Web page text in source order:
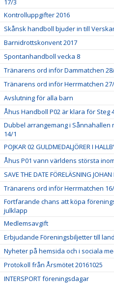
17/3
Kontrolluppgifter 2016
Skånsk handboll bjuder in till
Barnidrottskonvent 2017
Spontanhandboll vecka 8
Tränarens ord inför Dammatchen
Tränarens ord inför Herrmatchen
Avslutning för alla barn
Åhus Handboll P02 är klara för Steg
Dubbel arrangemang i Sånnahallen
14/1
POJKAR 02 GULDMEDALJÖRER I
Åhus P01 vann världens största
SAVE THE DATE FÖRELÄSNING
Tränarens ord inför Herrmatchen 16/
Fortfarande chans att köpa
julklapp
Medlemsavgift
Erbjudande Föreningsbiljetter till
Nyheter på hemsida och i sociala
Protokoll från Årsmötet 20161025
INTERSPORT föreningsdagar